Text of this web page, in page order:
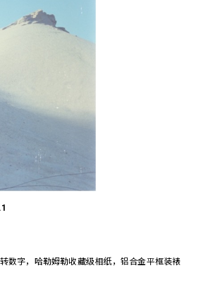
数字，哈勒姆勒收藏级相纸，铝合金平框装裱